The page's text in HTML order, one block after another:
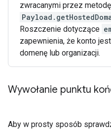
zwracanymi przez metodę
Roszczenie dotyczące
zapewnienia, że konto
domenę lub organizacji.
Wywołanie punktu
Aby w prosty sposób